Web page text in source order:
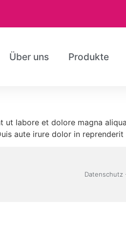
Über uns Produkte
labore et dolore magna
aute irure dolor in reprenderit
Datenschutz